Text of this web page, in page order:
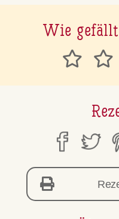
Wie